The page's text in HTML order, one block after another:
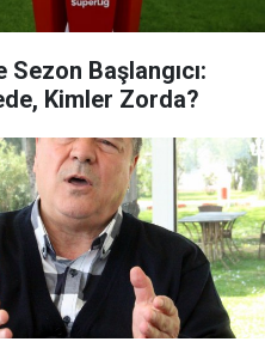
Başlangıcı:
Kimler Zorda?